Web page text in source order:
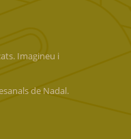
Imagineu i
de Nadal.